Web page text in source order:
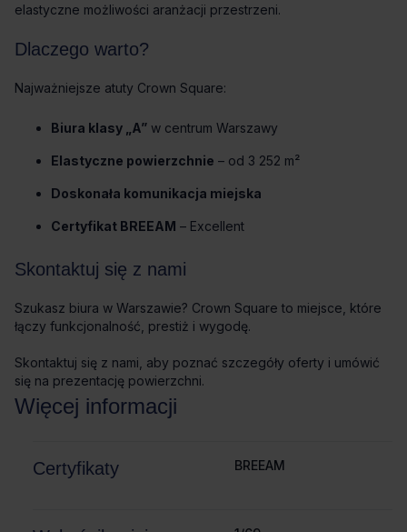
elastyczne możliwości aranżacji przestrzeni.
Dlaczego warto?
Najważniejsze atuty Crown Square:
Biura klasy „A” w centrum Warszawy
Elastyczne powierzchnie – od 3 252 m²
Doskonała komunikacja miejska
Certyfikat BREEAM – Excellent
Skontaktuj się z nami
Szukasz biura w Warszawie? Crown Square to miejsce, które
łączy funkcjonalność, prestiż i wygodę.
Skontaktuj się z nami, aby poznać szczegóły oferty i umówić
się na prezentację powierzchni.
Więcej informacji
Certyfikaty BREEAM